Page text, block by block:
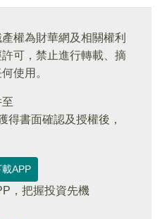
權為財華網及相關權利
可，禁止進行轉載、摘
使用。
得書面確認及授權後，
APP
，把握投資先機